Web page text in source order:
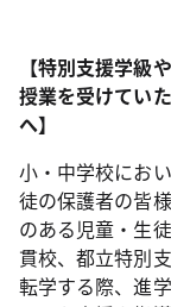
【特別支援学級
授業を受けてい
へ】
小・中学校にお
徒の保護者の皆
のある児童・生
貫校、都立特別
転学する際、進